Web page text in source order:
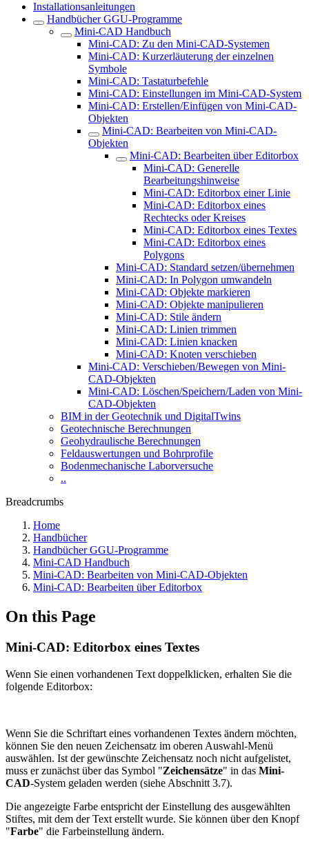
Installationsanleitungen
Handbücher GGU-Programme
Mini-CAD Handbuch
Mini-CAD: Zu den Mini-CAD-Systemen
Mini-CAD: Kurzerläuterung der einzelnen
Symbole
Mini-CAD: Tastaturbefehle
Mini-CAD: Einstellungen im Mini-CAD-System
Mini-CAD: Erstellen/Einfügen von Mini-CAD-
Objekten
Mini-CAD: Bearbeiten von Mini-CAD-
Objekten
Mini-CAD: Bearbeiten über Editorbox
Mini-CAD: Generelle
Bearbeitungshinweise
Mini-CAD: Editorbox einer Linie
Mini-CAD: Editorbox eines
Rechtecks oder Kreises
Mini-CAD: Editorbox eines Textes
Mini-CAD: Editorbox eines
Polygons
Mini-CAD: Standard setzen/übernehmen
Mini-CAD: In Polygon umwandeln
Mini-CAD: Objekte markieren
Mini-CAD: Objekte manipulieren
Mini-CAD: Stile ändern
Mini-CAD: Linien trimmen
Mini-CAD: Linien knacken
Mini-CAD: Knoten verschieben
Mini-CAD: Verschieben/Bewegen von Mini-
CAD-Objekten
Mini-CAD: Löschen/Speichern/Laden von Mini-
CAD-Objekten
BIM in der Geotechnik und DigitalTwins
Geotechnische Berechnungen
Geohydraulische Berechnungen
Feldauswertungen und Bohrprofile
Bodenmechanische Laborversuche
..
Breadcrumbs
Home
Handbücher
Handbücher GGU-Programme
Mini-CAD Handbuch
Mini-CAD: Bearbeiten von Mini-CAD-Objekten
Mini-CAD: Bearbeiten über Editorbox
On this Page
Mini-CAD: Editorbox eines Textes
Wenn Sie einen vorhandenen Text doppelklicken, erhalten Sie die
folgende Editorbox:
Wenn Sie die Schriftart eines vorhandenen Textes ändern möchten,
können Sie den neuen Zeichensatz im oberen Auswahl-Menü
auswählen. Ist der gewünschte Zeichensatz noch nicht aufgelistet,
muss er zunächst über das Symbol "Zeichensätze" in das Mini-
CAD-System geladen werden (siehe Abschnitt 3.7).
Die angezeigte Farbe entspricht der Einstellung des ausgewählten
Stiftes, mit dem der Text erstellt wurde. Sie können über den Knopf
"Farbe" die Farbeinstellung ändern.